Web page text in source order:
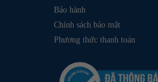
Bảo hành
Chính sách bảo mật
Phương thức thanh toán